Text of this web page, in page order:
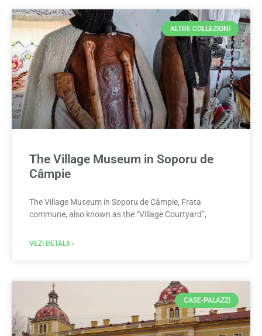
ALTRE COLLEZIONI
The Village Museum in Soporu de
Câmpie
The Village Museum in Soporu de Câmpie, Frata
commune, also known as the “Village Courtyard”,
VEZI DETALII »
CASE-PALAZZI